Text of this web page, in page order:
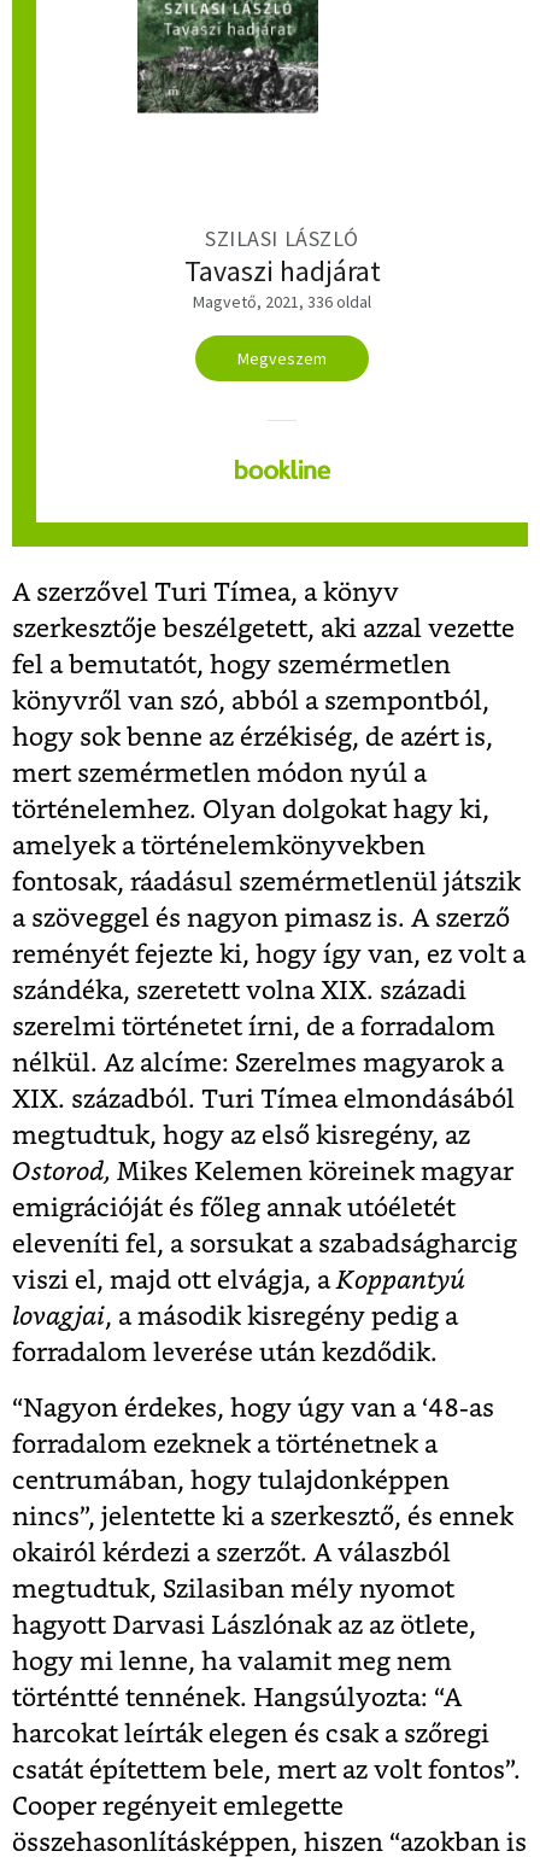
SZILASI LÁSZLÓ
Tavaszi hadjárat
Magvető, 2021, 336 oldal
Megveszem
A szerzővel Turi Tímea, a könyv
szerkesztője beszélgetett, aki azzal vezette
fel a bemutatót, hogy szemérmetlen
könyvről van szó, abból a szempontból,
hogy sok benne az érzékiség, de azért is,
mert szemérmetlen módon nyúl a
történelemhez. Olyan dolgokat hagy ki,
amelyek a történelemkönyvekben
fontosak, ráadásul szemérmetlenül játszik
a szöveggel és nagyon pimasz is. A szerző
reményét fejezte ki, hogy így van, ez volt a
szándéka, szeretett volna XIX. századi
szerelmi történetet írni, de a forradalom
nélkül. Az alcíme: Szerelmes magyarok a
XIX. századból. Turi Tímea elmondásából
megtudtuk, hogy az első kisregény, az
Ostorod, Mikes Kelemen köreinek magyar
emigrációját és főleg annak utóéletét
eleveníti fel, a sorsukat a szabadságharcig
viszi el, majd ott elvágja, aKoppantyú
lovagjai, a második kisregény pedig a
forradalom leverése után kezdődik.
“Nagyon érdekes, hogy úgy van a ‘48-as
forradalom ezeknek a történetnek a
centrumában, hogy tulajdonképpen
nincs”, jelentette ki a szerkesztő, és ennek
okairól kérdezi a szerzőt. A válaszból
megtudtuk, Szilasiban mély nyomot
hagyott Darvasi Lászlónak az az ötlete,
hogy mi lenne, ha valamit meg nem
történtté tennének. Hangsúlyozta: “A
harcokat leírták elegen és csak a szőregi
csatát építettem bele, mert az volt fontos”.
Cooper regényeit emlegette
összehasonlításképpen, hiszen “azokban is